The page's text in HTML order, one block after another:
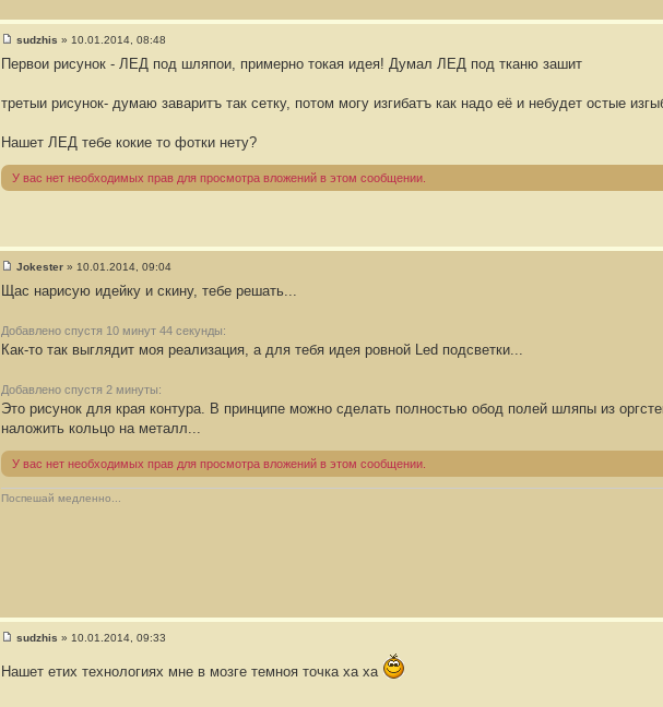
о
о
щ
и
#
2
8
sudzhis » 10.01.2014, 08:48
Первои рисунок - ЛЕД под шляпои, примерно токая идея! Думал ЛЕД под тканю зашит
третыи рисунок- думаю заваритъ так сетку, потом могу изгибатъ как надо её и небудет остые
Нашет ЛЕД тебе кокие то фотки нету?
У вас нет необходимых прав для просмотра вложений в этом сообщении.
о
о
щ
н
#
2
3
Jokester » 10.01.2014, 09:04
Щас нарисую идейку и скину, тебе решать...
Добавлено спустя 10 минут 44 секунды:
Как-то так выглядит моя реализация, а для тебя идея ровной Led подсветки...
Добавлено спустя 2 минуты:
Это рисунок для края контура. В принципе можно сделать полностью обод полей шляпы из
наложить кольцо на металл...
У вас нет необходимых прав для просмотра вложений в этом сообщении.
Поспешай медленно...
о
sudzhis » 10.01.2014, 09:33
Нашет етих технологиях мне в мозге темноя точка ха ха